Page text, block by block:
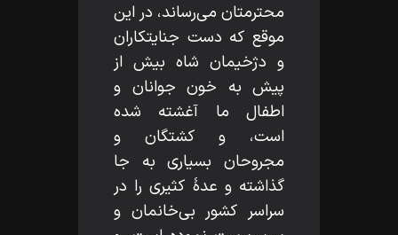
محترمتان مى‌رساند، در اين
موقع كه دست جنايتكاران
و دژخيمان شاه بيش از
پيش به خون جوانان و
اطفال ما آغشته شده
است، و كشتگان و
مجروحان بسيارى به جا
گذاشته و عدۀ كثيرى را در
سراسر كشور بى‌خانمان و